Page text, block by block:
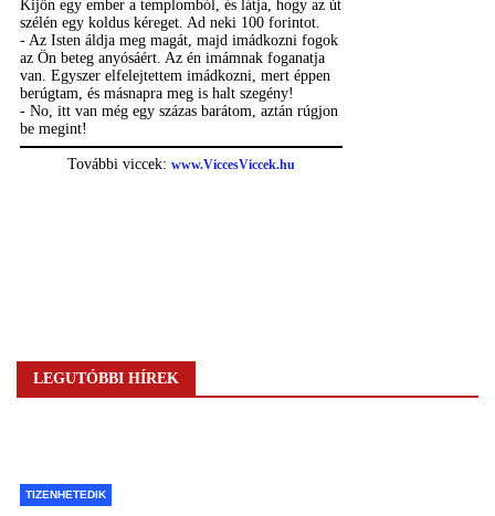
LEGUTÓBBI HÍREK
TIZENHETEDIK